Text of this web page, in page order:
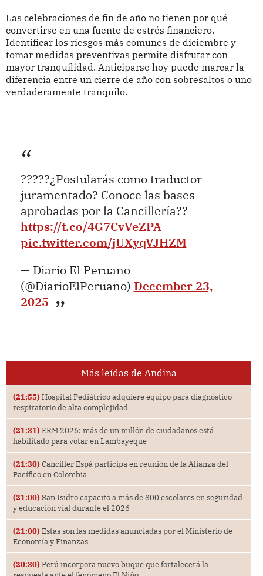
Las celebraciones de fin de año no tienen por qué
convertirse en una fuente de estrés financiero.
Identificar los riesgos más comunes de diciembre y
tomar medidas preventivas permite disfrutar con
mayor tranquilidad. Anticiparse hoy puede marcar la
diferencia entre un cierre de año con sobresaltos o uno
verdaderamente tranquilo.
?????¿Postularás como traductor
juramentado? Conoce las bases
aprobadas por la Cancillería??
https://t.co/4G7CvVeZPA
pic.twitter.com/jUXyqVJHZM
— Diario El Peruano
(@DiarioElPeruano) December 23,
2025
Más leídas de Andina
(21:55) Hospital Pediátrico adquiere equipo para diagnóstico
respiratorio de alta complejidad
(21:31) ERM 2026: más de un millón de ciudadanos está
habilitado para votar en Lambayeque
(21:30) Canciller Espá participa en reunión de la Alianza del
Pacífico en Colombia
(21:00) San Isidro capacitó a más de 800 escolares en seguridad
y educación vial durante el 2026
(21:00) Estas son las medidas anunciadas por el Ministerio de
Economía y Finanzas
(20:30) Perú incorpora nuevo buque que fortalecerá la